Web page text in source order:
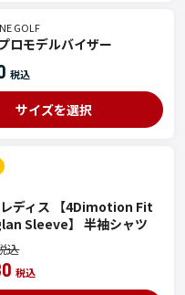
GOLF
ロモデルバイザー
サイズを選択
ディス 【4Dimotion Fit
Sleeve】 半袖シャツ